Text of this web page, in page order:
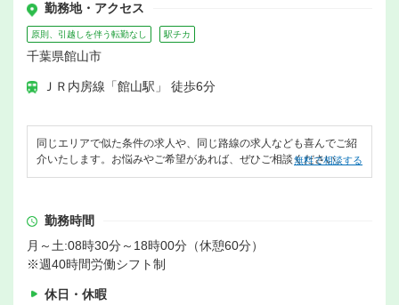
勤務地・アクセス
原則、引越しを伴う転勤なし 駅チカ
千葉県館山市
ＪＲ内房線「館山駅」 徒歩6分
同じエリアで似た条件の求人や、同じ路線の求人なども喜んでご紹
介いたします。お悩みやご希望があれば、ぜひご相談ください。
無料で相談する
勤務時間
月～土:08時30分～18時00分（休憩60分）
※週40時間労働シフト制
休日・休暇